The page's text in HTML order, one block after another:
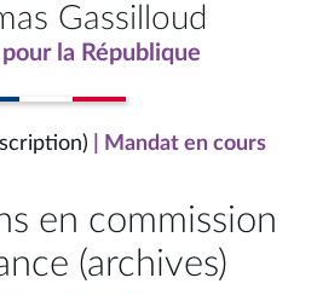
Gassilloud
la République
| Mandat en cours
en commission
(archives)